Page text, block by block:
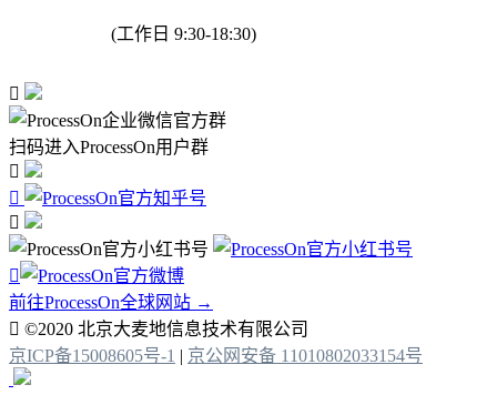
(工作日 9:30-18:30)

扫码进入ProcessOn用户群




前往ProcessOn全球网站 →
 ©2020 北京大麦地信息技术有限公司
京ICP备15008605号-1 | 京公网安备 11010802033154号